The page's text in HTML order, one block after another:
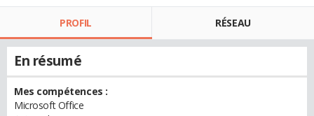
PROFIL RÉSEAU
En résumé
Mes compétences :
Microsoft Office